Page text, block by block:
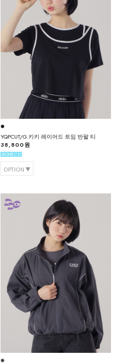
YQPCUT/G.키키 레이어드 트임 반팔 티
38,800원
OPTION